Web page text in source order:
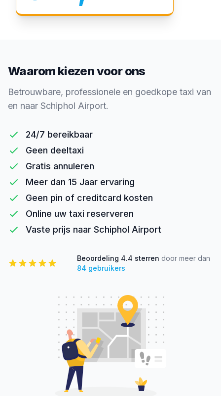
Waarom kiezen voor ons
Betrouwbare, professionele en goedkope taxi van
en naar Schiphol Airport.
24/7 bereikbaar
Geen deeltaxi
Gratis annuleren
Meer dan 15 Jaar ervaring
Geen pin of creditcard kosten
Online uw taxi reserveren
Vaste prijs naar Schiphol Airport
Beoordeling 4.4 sterren door meer dan
84 gebruikers